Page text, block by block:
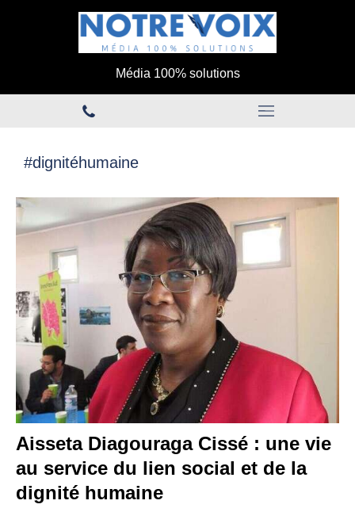
Média 100% solutions
#dignitéhumaine
Aisseta Diagouraga Cissé : une vie
au service du lien social et de la
dignité humaine